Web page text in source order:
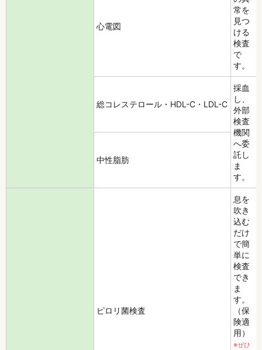
心電図
常を
見つ
ける
検査
で
す。
総コレステロール・HDL-C・LDL-C
採血
し、
外部
検査
機関
へ委
託し
ま
す。
中性脂肪
ピロリ菌検査
息を
吹き
込む
だけ
で簡
単に
検査
でき
ま
す。
（保
険適
用）
※ぜひ